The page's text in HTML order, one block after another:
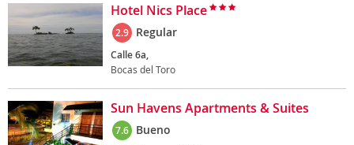
Hotel Nics Place
2.9 Regular
Calle 6a,
Bocas del Toro
Sun Havens Apartments & Suites
7.6 Bueno